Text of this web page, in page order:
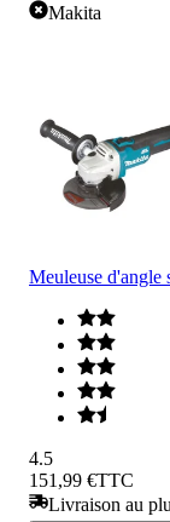
Makita
Meuleuse
4.5
151,99 €TTC
Livraison au